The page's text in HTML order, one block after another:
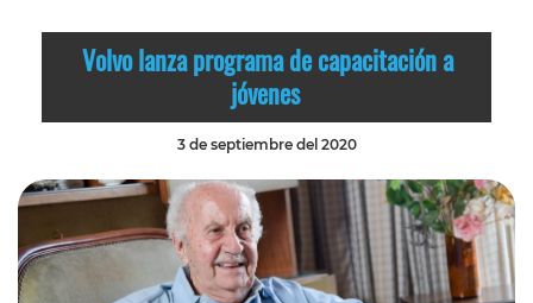
Volvo lanza programa de capacitación a
jóvenes
3 de septiembre del 2020